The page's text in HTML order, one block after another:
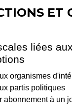
ET
liées
organismes
partis politiques
abonnement à un